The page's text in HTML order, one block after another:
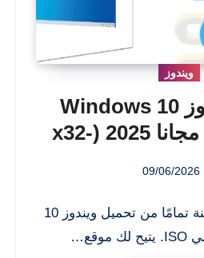
ويندوز
تحميل ويندوز 10 Windows
الأصلي ISO مجانا 2025 (x32-
09/06/2026
نوفر نسخة أصلية آمنة تمامًا من تحميل ويندوز 10